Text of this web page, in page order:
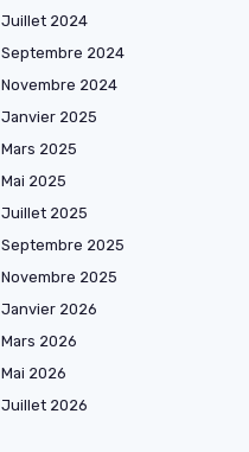
Juillet 2024
Septembre 2024
Novembre 2024
Janvier 2025
Mars 2025
Mai 2025
Juillet 2025
Septembre 2025
Novembre 2025
Janvier 2026
Mars 2026
Mai 2026
Juillet 2026